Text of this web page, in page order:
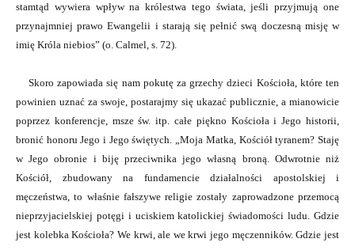
stamtąd wywiera wpływ na królestwa tego świata, jeśli przyjmują one
przynajmniej prawo Ewangelii i starają się pełnić swą doczesną misję w
imię Króla niebios” (o. Calmel, s. 72).
Skoro zapowiada się nam pokutę za grzechy dzieci Kościoła, które ten
powinien uznać za swoje, postarajmy się ukazać publicznie, a mianowicie
poprzez konferencje, msze św. itp. całe piękno Kościoła i Jego historii,
bronić honoru Jego i Jego świętych. „Moja Matka, Kościół tyranem? Staję
w Jego obronie i biję przeciwnika jego własną broną. Odwrotnie niż
Kościół, zbudowany na fundamencie działalności apostolskiej i
męczeństwa, to właśnie fałszywe religie zostały zaprowadzone przemocą
nieprzyjacielskiej potęgi i uciskiem katolickiej świadomości ludu. Gdzie
jest kolebka Kościoła? We krwi, ale we krwi jego męczenników. Gdzie jest